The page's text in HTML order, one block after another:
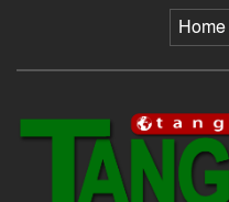
Home